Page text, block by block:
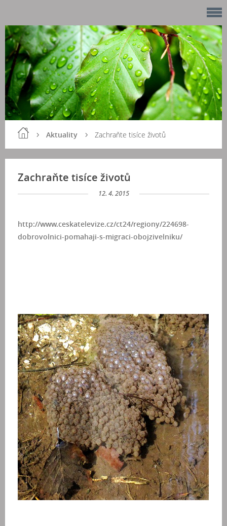
Aktuality Zachraňte tisíce životů
Zachraňte tisíce životů
12. 4. 2015
http://www.ceskatelevize.cz/ct24/regiony/224698-
dobrovolnici-pomahaji-s-migraci-obojzivelniku/